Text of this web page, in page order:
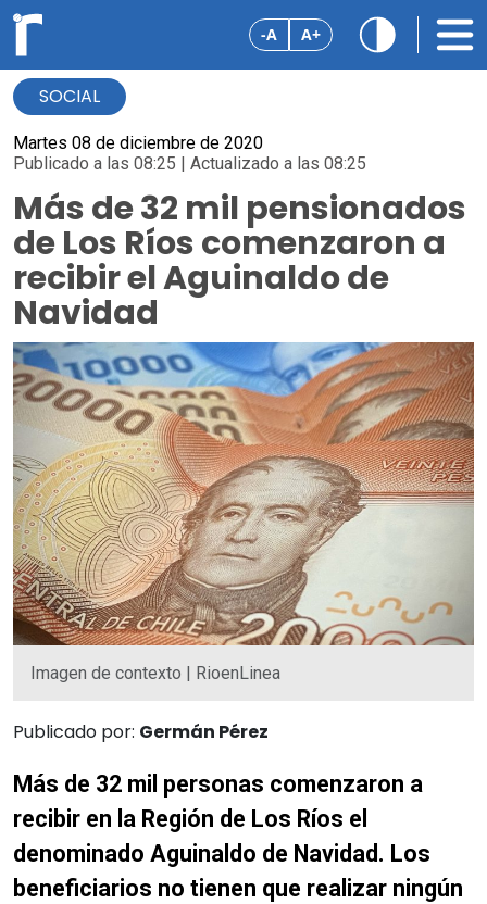
-A A+
SOCIAL
Martes 08 de diciembre de 2020
Publicado a las 08:25 | Actualizado a las 08:25
Más de 32 mil pensionados
de Los Ríos comenzaron a
recibir el Aguinaldo de
Navidad
Imagen de contexto | RioenLinea
Publicado por: Germán Pérez
Más de 32 mil personas comenzaron a
recibir en la Región de Los Ríos el
denominado Aguinaldo de Navidad. Los
beneficiarios no tienen que realizar ningún